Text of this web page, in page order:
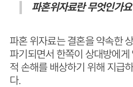
파혼위자료란 무엇인가요
파혼 위자료는 결혼을 약속한
파기되면서 한쪽이 상대방에게
적 손해를 배상하기 위해 지급
다.